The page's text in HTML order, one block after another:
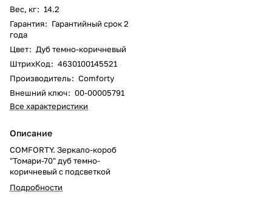
Вес, кг: 14.2
Гарантия: Гарантийный срок 2
года
Цвет: Дуб темно-коричневый
ШтрихКод: 4630100145521
Производитель: Comforty
Внешний ключ: 00-00005791
Все характеристики
Описание
COMFORTY. Зеркало-короб
"Томари-70" дуб темно-
коричневый с подсветкой
Подробности